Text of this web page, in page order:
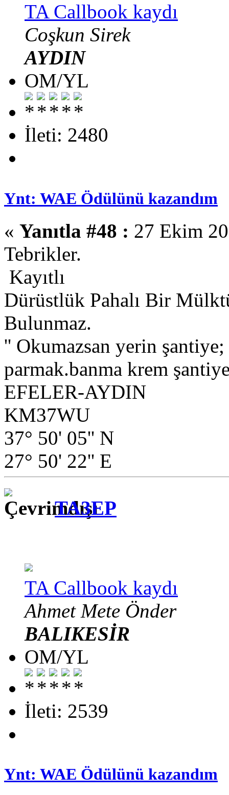
TA Callbook kaydı
Coşkun Sirek
AYDIN
OM/YL
İleti: 2480
Ynt: WAE Ödülünü kazandım
« Yanıtla #48 : 27 Ekim
Tebrikler.
Kayıtlı
Dürüstlük Pahalı Bir
Bulunmaz.
'' Okumazsan yerin
parmak.banma krem
EFELER-AYDIN
KM37WU
37° 50' 05'' N
27° 50' 22'' E
TA3EP
TA Callbook kaydı
Ahmet Mete Önder
BALIKESİR
OM/YL
İleti: 2539
Ynt: WAE Ödülünü kazandım